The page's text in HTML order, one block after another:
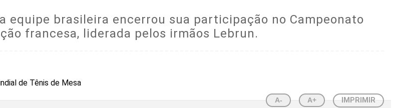
equipe brasileira encerrou sua participação no Campeonato
francesa, liderada pelos irmãos Lebrun.
A- A+ IMPRIMIR